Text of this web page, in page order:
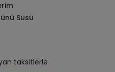
Süsü
taksitlerle